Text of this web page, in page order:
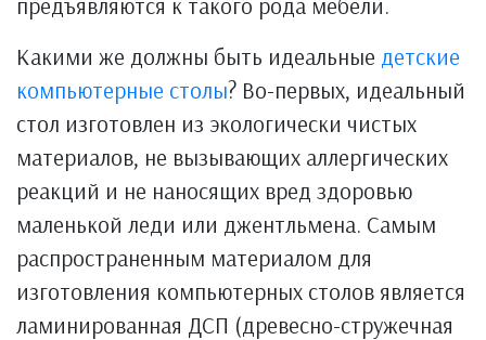
Какими же должны быть идеальные детские
компьютерные столы? Во-первых, идеальный
стол изготовлен из экологически чистых
материалов, не вызывающих аллергических
реакций и не наносящих вред здоровью
маленькой леди или джентльмена. Самым
распространенным материалом для
изготовления компьютерных столов является
ламинированная ДСП (древесно-стружечная